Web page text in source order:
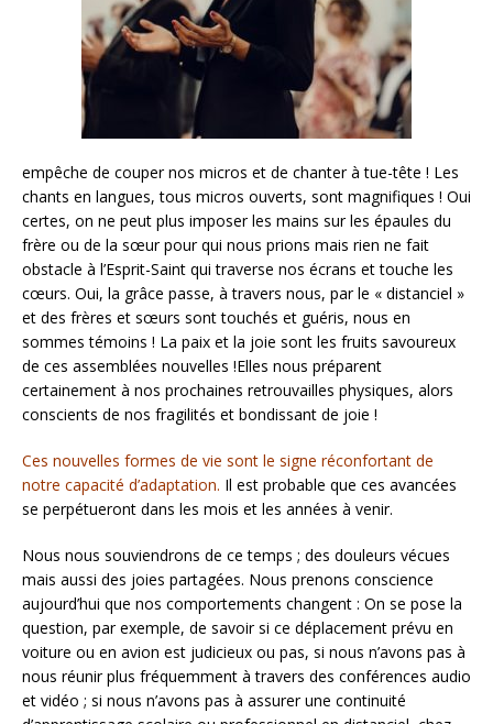
empêche de couper nos micros et de chanter à tue-tête ! Les
chants en langues, tous micros ouverts, sont magnifiques ! Oui
certes, on ne peut plus imposer les mains sur les épaules du
frère ou de la sœur pour qui nous prions mais rien ne fait
obstacle à l’Esprit-Saint qui traverse nos écrans et touche les
cœurs. Oui, la grâce passe, à travers nous, par le « distanciel »
et des frères et sœurs sont touchés et guéris, nous en
sommes témoins ! La paix et la joie sont les fruits savoureux
de ces assemblées nouvelles !Elles nous préparent
certainement à nos prochaines retrouvailles physiques, alors
conscients de nos fragilités et bondissant de joie !
Ces nouvelles formes de vie sont le signe réconfortant de
notre capacité d’adaptation. Il est probable que ces avancées
se perpétueront dans les mois et les années à venir.
Nous nous souviendrons de ce temps ; des douleurs vécues
mais aussi des joies partagées. Nous prenons conscience
aujourd’hui que nos comportements changent : On se pose la
question, par exemple, de savoir si ce déplacement prévu en
voiture ou en avion est judicieux ou pas, si nous n’avons pas à
nous réunir plus fréquemment à travers des conférences audio
et vidéo ; si nous n’avons pas à assurer une continuité